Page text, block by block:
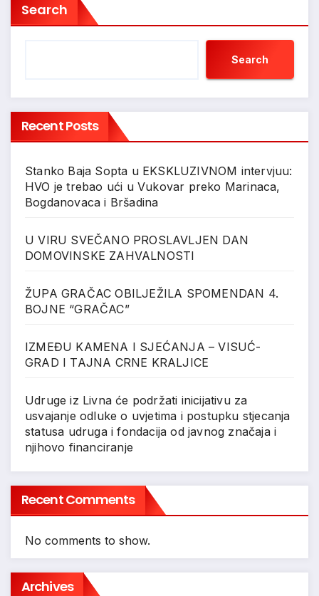
Search
Search
Recent Posts
Stanko Baja Sopta u EKSKLUZIVNOM intervjuu:
HVO je trebao ući u Vukovar preko Marinaca,
Bogdanovaca i Bršadina
U VIRU SVEČANO PROSLAVLJEN DAN
DOMOVINSKE ZAHVALNOSTI
ŽUPA GRAČAC OBILJEŽILA SPOMENDAN 4.
BOJNE “GRAČAC”
IZMEĐU KAMENA I SJEĆANJA – VISUĆ-
GRAD I TAJNA CRNE KRALJICE
Udruge iz Livna će podržati inicijativu za
usvajanje odluke o uvjetima i postupku stjecanja
statusa udruga i fondacija od javnog značaja i
njihovo financiranje
Recent Comments
No comments to show.
Archives